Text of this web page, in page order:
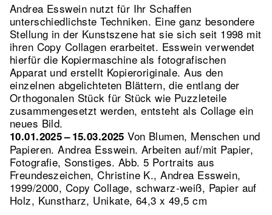
Andrea Esswein nutzt für Ihr Schaffen
unterschiedlichste Techniken. Eine ganz besondere
Stellung in der Kunstszene hat sie sich seit 1998 mit
ihren Copy Collagen erarbeitet. Esswein verwendet
hierfür die Kopiermaschine als fotografischen
Apparat und erstellt Kopieroriginale. Aus den
einzelnen abgelichteten Blättern, die entlang der
Orthogonalen Stück für Stück wie Puzzleteile
zusammengesetzt werden, entsteht als Collage ein
neues Bild.
10.01.2025 – 15.03.2025Von Blumen, Menschen und
Papieren. Andrea Esswein. Arbeiten auf/mit Papier,
Fotografie, Sonstiges. Abb. 5 Portraits aus
Freundeszeichen, Christine K., Andrea Esswein,
1999/2000, Copy Collage, schwarz-weiß, Papier auf
Holz, Kunstharz, Unikate, 64,3 x 49,5 cm